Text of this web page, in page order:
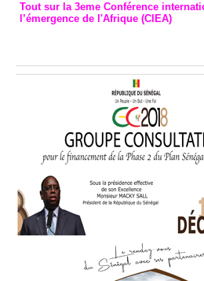
Tout sur la 3eme Conférence
l’émergence de l'Afrique (CIEA)